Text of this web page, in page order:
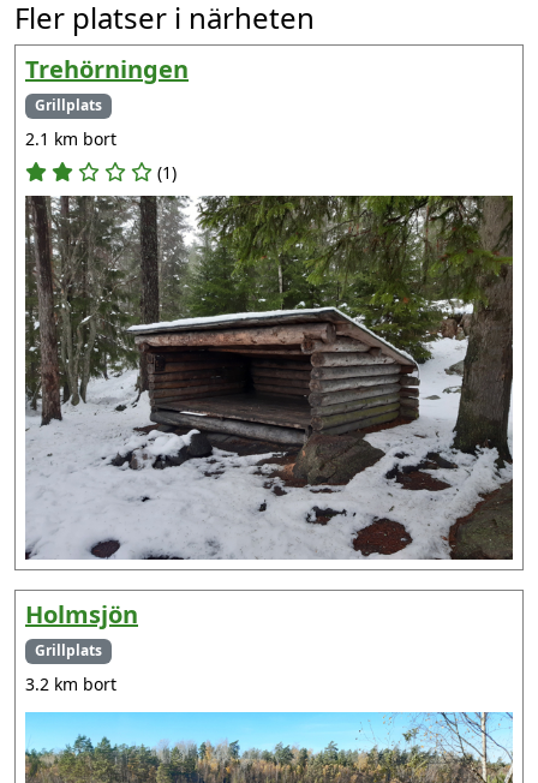
Fler platser i närheten
Trehörningen
Grillplats
2.1 km bort
(1)
Holmsjön
Grillplats
3.2 km bort